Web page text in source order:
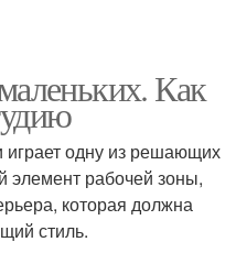
Как
играет одну из решающих
элемент рабочей зоны,
которая должна
стиль.